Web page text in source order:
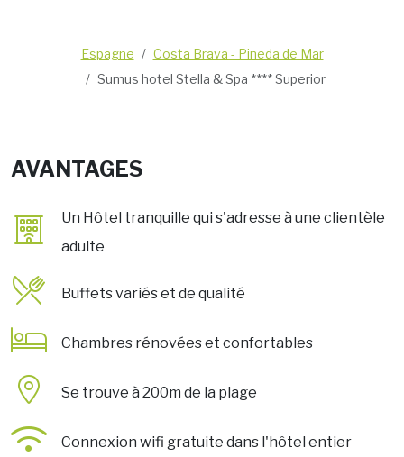
Espagne
Costa Brava - Pineda de Mar
Sumus hotel Stella & Spa **** Superior
AVANTAGES
Un Hôtel tranquille qui s'adresse à une clientèle
adulte
Buffets variés et de qualité
Chambres rénovées et confortables
Se trouve à 200m de la plage
Connexion wifi gratuite dans l'hôtel entier